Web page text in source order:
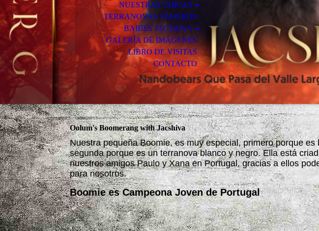
NUESTRAS CHICAS
TERRANOVAS VIAJEROS
BABIES JACSHIVA
GALERÍA DE IMÁGENES
LIBRO DE VISITAS
CONTACTO
Oolum's Boomerang with Jacshiva
Nuestra pequeña Boomie, es muy especial, primero porque
segunda porque es un terranova blanco y negro. Ella está
nuestros amigos Paulo y Xana en Portugal, gracias a ellos
para nosotros.
Boomie es Campeona Joven de Portugal